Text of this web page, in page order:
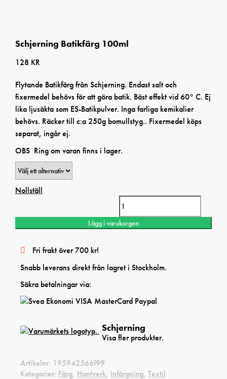
Schjerning Batikfärg 100ml
128 KR
Flytande Batikfärg från Schjerning. Endast salt och
fixermedel behövs för att göra batik. Bäst effekt vid 60° C. Ej
lika ljusäkta som ES-Batikpulver. Inga farliga kemikalier
behövs. Räcker till c:a 250g bomullstyg.. Fixermedel köps
separat, ingår ej.
OBS Ring om varan finns i lager.
Nollställ
Lägg i varukorgen
Fri frakt över 700 kr!
Snabb leverans direkt från lagret i Stockholm.
Säkra betalningar via:
Schjerning
Visa fler produkter.
Artikelnr: 195942566f99
Kategorier: Färg, Hantverk, Infärgning, Textil